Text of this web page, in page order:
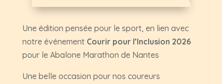
Une édition pensée pour le sport, en lien avec
notre événement Courir pour l’Inclusion 2026
pour le Abalone Marathon de Nantes
Une belle occasion pour nos coureurs